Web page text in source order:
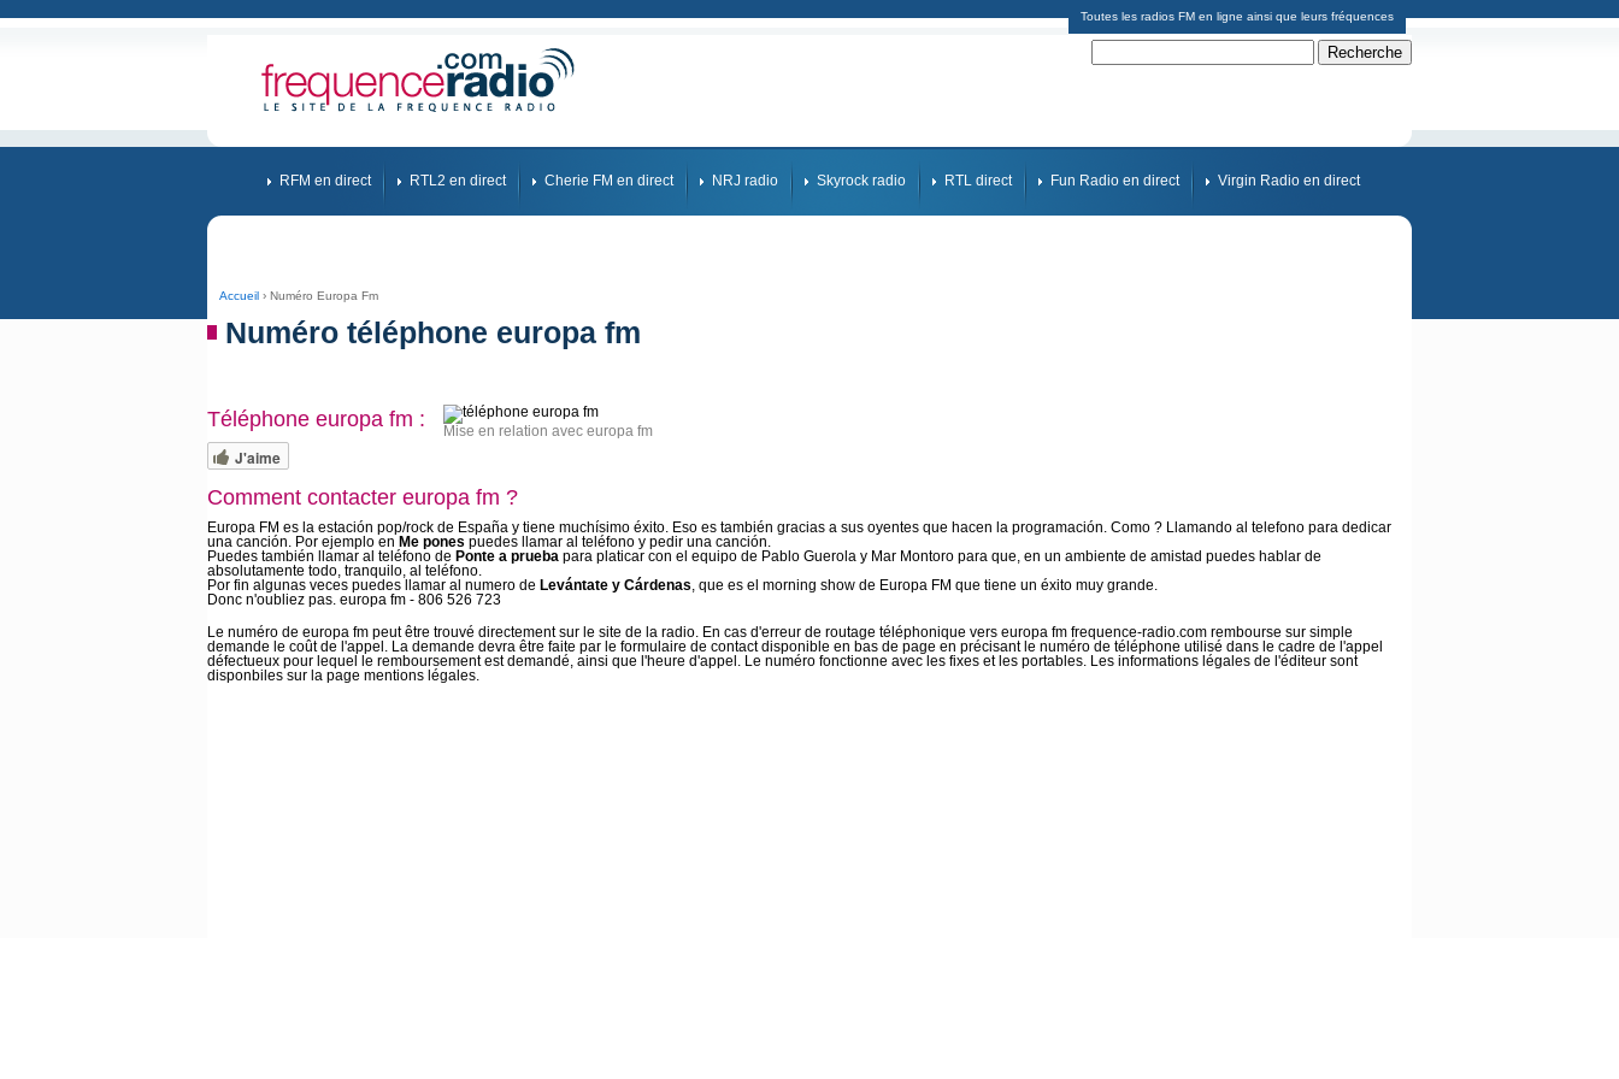
Toutes les radios FM en ligne ainsi que leurs fréquences
RFM en direct RTL2 en direct Cherie FM en direct NRJ radio Skyrock radio RTL direct Fun Radio en direct Virgin Radio en direct
Accueil › Numéro Europa Fm
Numéro téléphone europa fm
Téléphone europa fm : Mise en relation avec europa fm
J'aime
Comment contacter europa fm ?
Europa FM es la estación pop/rock de España y tiene muchísimo éxito. Eso es también gracias a sus oyentes que hacen la programación. Como ? Llamando al telefono para dedicar
una canción. Por ejemplo en Me pones puedes llamar al teléfono y pedir una canción.
Puedes también llamar al teléfono de Ponte a prueba para platicar con el equipo de Pablo Guerola y Mar Montoro para que, en un ambiente de amistad puedes hablar de
absolutamente todo, tranquilo, al teléfono.
Por fin algunas veces puedes llamar al numero de Levántate y Cárdenas, que es el morning show de Europa FM que tiene un éxito muy grande.
Donc n'oubliez pas. europa fm - 806 526 723
Le numéro de europa fm peut être trouvé directement sur le site de la radio. En cas d'erreur de routage téléphonique vers europa fm frequence-radio.com rembourse sur simple
demande le coût de l'appel. La demande devra être faite par le formulaire de contact disponible en bas de page en précisant le numéro de téléphone utilisé dans le cadre de l'appel
défectueux pour lequel le remboursement est demandé, ainsi que l'heure d'appel. Le numéro fonctionne avec les fixes et les portables. Les informations légales de l'éditeur sont
disponbiles sur la page mentions légales.